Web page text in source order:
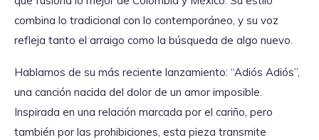
combina lo tradicional con lo contemporáneo, y su voz
refleja tanto el arraigo como la búsqueda de algo nuevo.
Hablamos de su más reciente lanzamiento: “Adiós Adiós”,
una canción nacida del dolor de un amor imposible.
Inspirada en una relación marcada por el cariño, pero
también por las prohibiciones, esta pieza transmite